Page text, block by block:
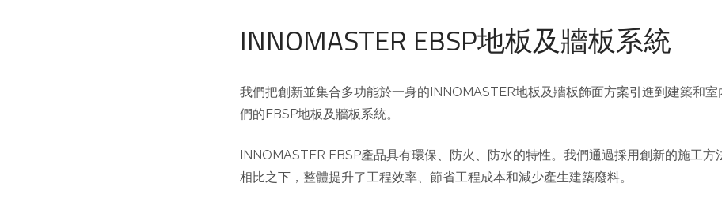
INNOMASTER EBSP地板及牆板系統
我們把創新並集合多功能於一身的INNOMASTER地板及牆板飾面方案引進到建築和
們的EBSP地板及牆板系統。
INNOMASTER EBSP產品具有環保、防火、防水的特性。我們通過採用創新的施工方
相比之下，整體提升了工程效率、節省工程成本和減少產生建築廢料。